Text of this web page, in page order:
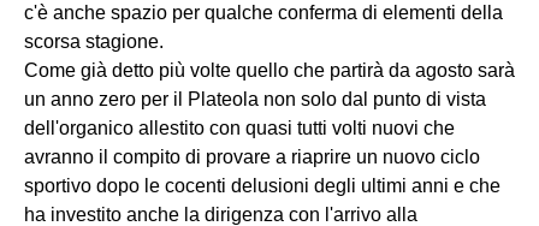
c'è anche spazio per qualche conferma di elementi della
scorsa stagione.
Come già detto più volte quello che partirà da agosto sarà
un anno zero per il Plateola non solo dal punto di vista
dell'organico allestito con quasi tutti volti nuovi che
avranno il compito di provare a riaprire un nuovo ciclo
sportivo dopo le cocenti delusioni degli ultimi anni e che
ha investito anche la dirigenza con l'arrivo alla